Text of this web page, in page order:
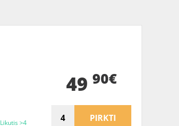
Likutis >4
49 90€
PIRKTI